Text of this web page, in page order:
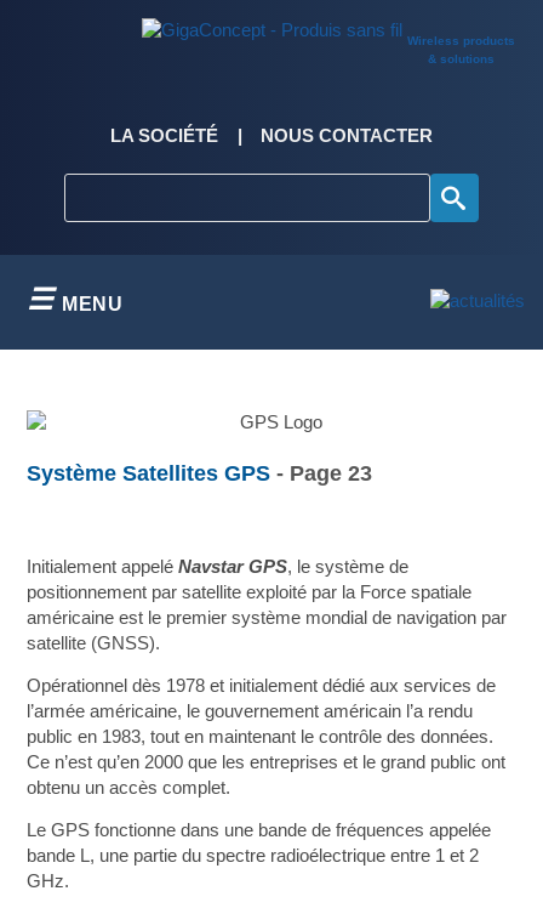
Wireless products
& solutions
LA SOCIÉTÉ NOUS CONTACTER
MENU
Système Satellites GPS - Page 23
Initialement appeléNavstar GPS, le système de
positionnement par satellite exploité par la Force spatiale
américaine est le premier système mondial de navigation par
satellite (GNSS).
Opérationnel dès 1978 et initialement dédié aux services de
l’armée américaine, le gouvernement américain l’a rendu
public en 1983, tout en maintenant le contrôle des données.
Ce n’est qu’en 2000 que les entreprises et le grand public ont
obtenu un accès complet.
Le GPS fonctionne dans une bande de fréquences appelée
bande L, une partie du spectre radioélectrique entre 1 et 2
GHz.